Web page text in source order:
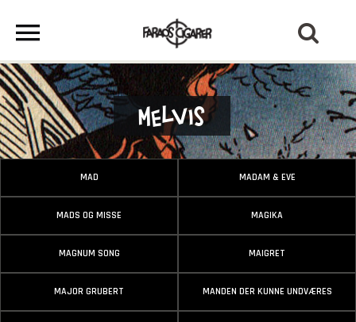
Melvis
MAD MADAM & EVE
MADS OG MISSE MAGIKA
MAGNUM SONG MAIGRET
MAJOR GRUBERT MANDEN DER KUNNE UNDVÆRES